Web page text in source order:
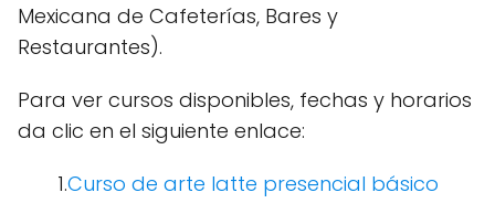
Mexicana de Cafeterías, Bares y
Restaurantes).
Para ver cursos disponibles, fechas y horarios
da clic en el siguiente enlace:
1.Curso de arte latte presencial básico